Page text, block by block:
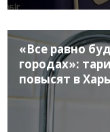
«Все равно
городах»:
повысят в